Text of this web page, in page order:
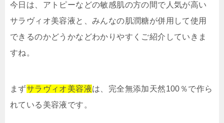
今日は、アトピーなどの敏感肌の方の間で人気が高い
サラヴィオ美容液と、みんなの肌潤糖が併用して使用
できるのかどうかなどわかりやすくご紹介していきま
すね。
まずサラヴィオ美容液は、完全無添加天然100％で作ら
れている美容液です。